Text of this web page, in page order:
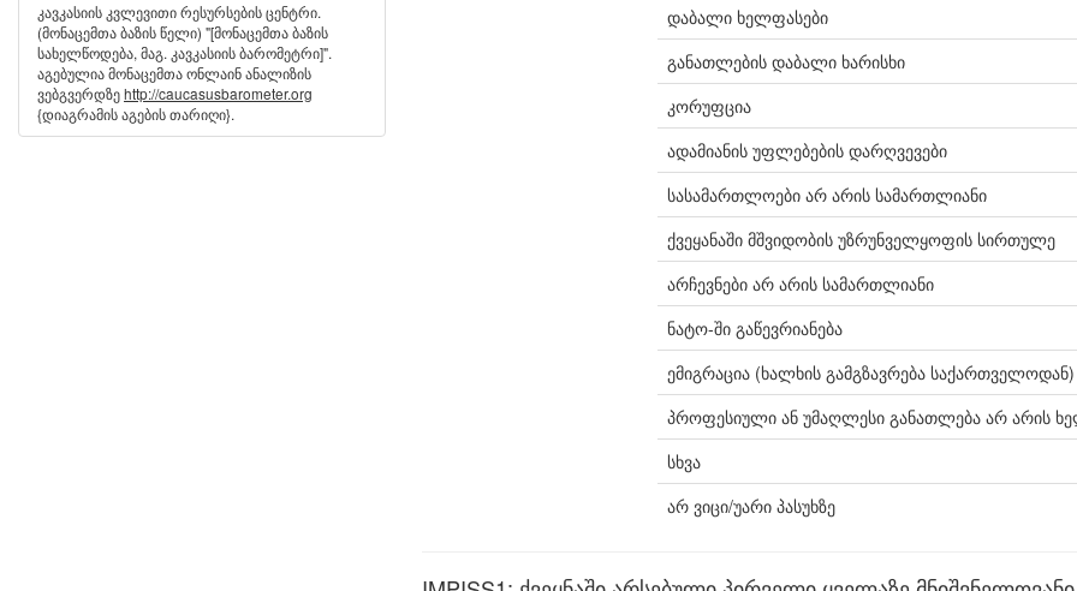
დაბალი ხელფასები
განათლების დაბალი ხარისხი
კორუფცია
ადამიანის უფლებების დარღვევები
სასამართლოები არ არის სამართლიანი
ქვეყანაში მშვიდობის უზრუნველყოფის სირთულე
არჩევნები არ არის სამართლიანი
ნატო-ში გაწევრიანება
ემიგრაცია (ხალხის გამგზავრება საქართველოდან)
პროფესიული ან უმაღლესი განათლება არ არის
სხვა
არ ვიცი/უარი პასუხზე
კავკასიის კვლევითი რესურსების ცენტრი.
(მონაცემთა ბაზის წელი) "[მონაცემთა ბაზის
სახელწოდება, მაგ. კავკასიის ბარომეტრი]".
აგებულია მონაცემთა ონლაინ ანალიზის
ვებგვერდზეhttp://caucasusbarometer.org
{დიაგრამის აგების თარიღი}.